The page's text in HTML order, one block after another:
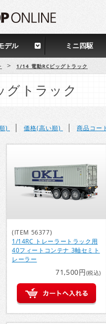
デル ミニ四駆
グトラック
> 1/14 電動RCビッグトラック
) 価格(高い順) 商品コー
(ITEM 56377)
1/14RC トレーラートラック用
40フィートコンテナ 3軸セミト
レーラー
71,500円(税込)